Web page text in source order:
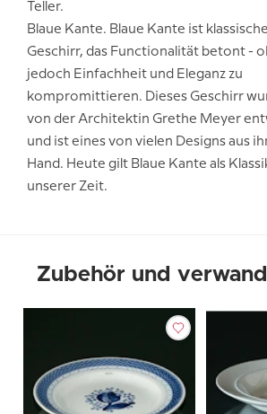
Teller.
Blaue Kante. Blaue Kante ist
Geschirr, das Functionalität betont -
jedoch Einfachheit und Eleganz zu
kompromittieren. Dieses Geschirr
von der Architektin Grethe Meyer
und ist eines von vielen Designs aus
Hand. Heute gilt Blaue Kante als
unserer Zeit.
Zubehör und